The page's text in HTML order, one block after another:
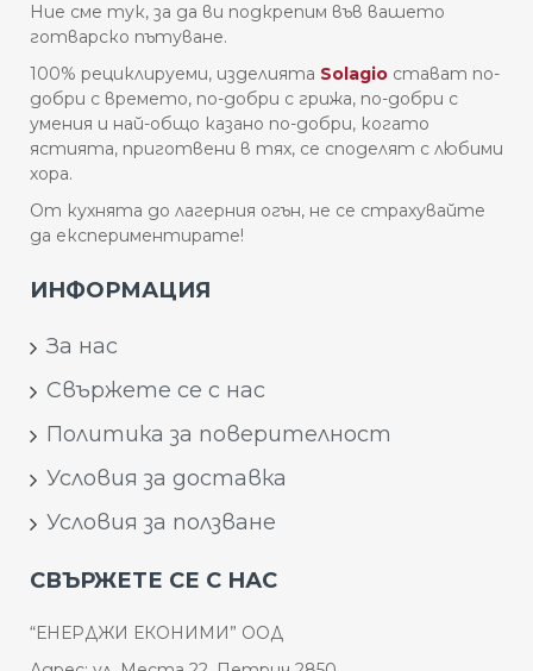
Ние сме тук, за да ви подкрепим във вашето
готварско пътуване.
100% рециклируеми, изделията Solagio стават по-
добри с времето, по-добри с грижа, по-добри с
умения и най-общо казано по-добри, когато
ястията, приготвени в тях, се споделят с любими
хора.
От кухнята до лагерния огън, не се страхувайте
да експериментирате!
ИНФОРМАЦИЯ
За нас
Свържете се с нас
Политика за поверителност
Условия за доставка
Условия за ползване
СВЪРЖЕТЕ СЕ С НАС
“ЕНЕРДЖИ ЕКОНИМИ” ООД